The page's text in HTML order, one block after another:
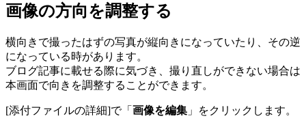
画像の方向を調整する
横向きで撮ったはずの写真が縦向きになっていたり、その逆
になっている時があります。
ブログ記事に載せる際に気づき、撮り直しができない場合は
本画面で向きを調整することができます。
[添付ファイルの詳細]で「 画像を編集 」をクリックします。